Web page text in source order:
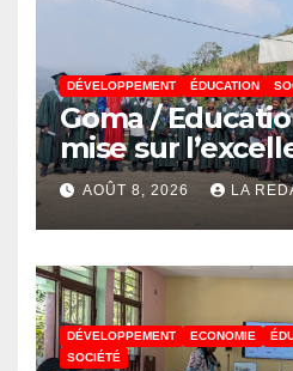
DÉVELOPPEMENT ÉDUCATION
Goma /
mise sur
l’employabilité
AOÛT 8, 2026 LA
DÉVELOPPEMENT ECONOMIE
SOCIÉTÉ